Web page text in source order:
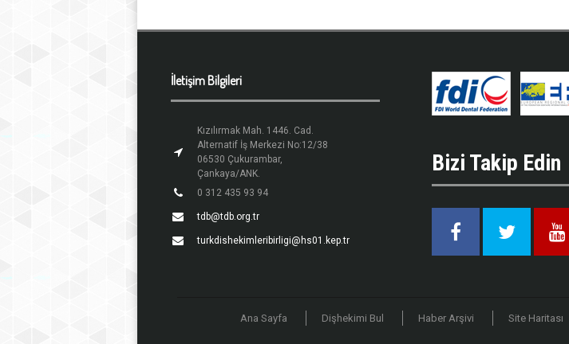
İletişim Bilgileri
Kızılırmak Mah. 1446. Cad.
Alternatif İş Merkezi No:12/38
06530 Çukurambar,
Çankaya/ANK.
0 312 435 93 94
tdb@tdb.org.tr
turkdishekimleribirligi@hs01.kep.tr
Bizi Takip Edin
Facebook Twitter Youtube
Ana Sayfa Dişhekimi Bul Haber Arşivi Site Haritası